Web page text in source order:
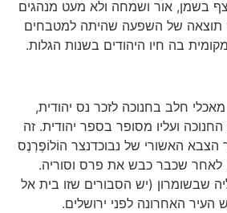
בשמן, אור ושמחה ולא מעט מנהגים
של השפעה שהיתה למטבחים
בה חיו היהודים בשנות הגלות.
חלב בחנוכה לזכר נס יהודית,
ועליו מסופר בספר יהודית. זה
האשורי של נבוכדנצר הוֹלוֹפֶרְנֶס
שכבר כבש את פרס וסוריה.
שבשומרון (יש הסבורים שזו בית אל
האחרונה לפני ירושלים.